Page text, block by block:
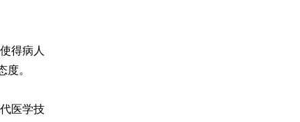
得病人
。
医学技